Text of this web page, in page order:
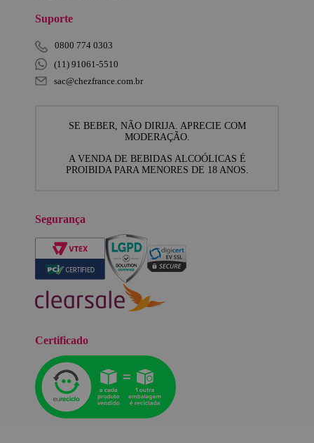
Suporte
0800 774 0303
(11) 91061-5510
sac@chezfrance.com.br
SE BEBER, NÃO DIRIJA. APRECIE COM
MODERAÇÃO.
A VENDA DE BEBIDAS ALCOÓLICAS É
PROIBIDA PARA MENORES DE 18 ANOS.
Segurança
Certificado